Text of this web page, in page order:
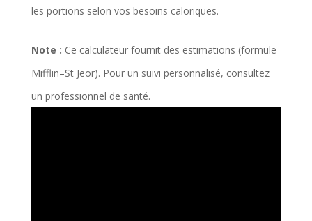
les portions selon vos besoins caloriques.
Note : Ce calculateur fournit des estimations (formule
Mifflin–St Jeor). Pour un suivi personnalisé, consultez
un professionnel de santé.